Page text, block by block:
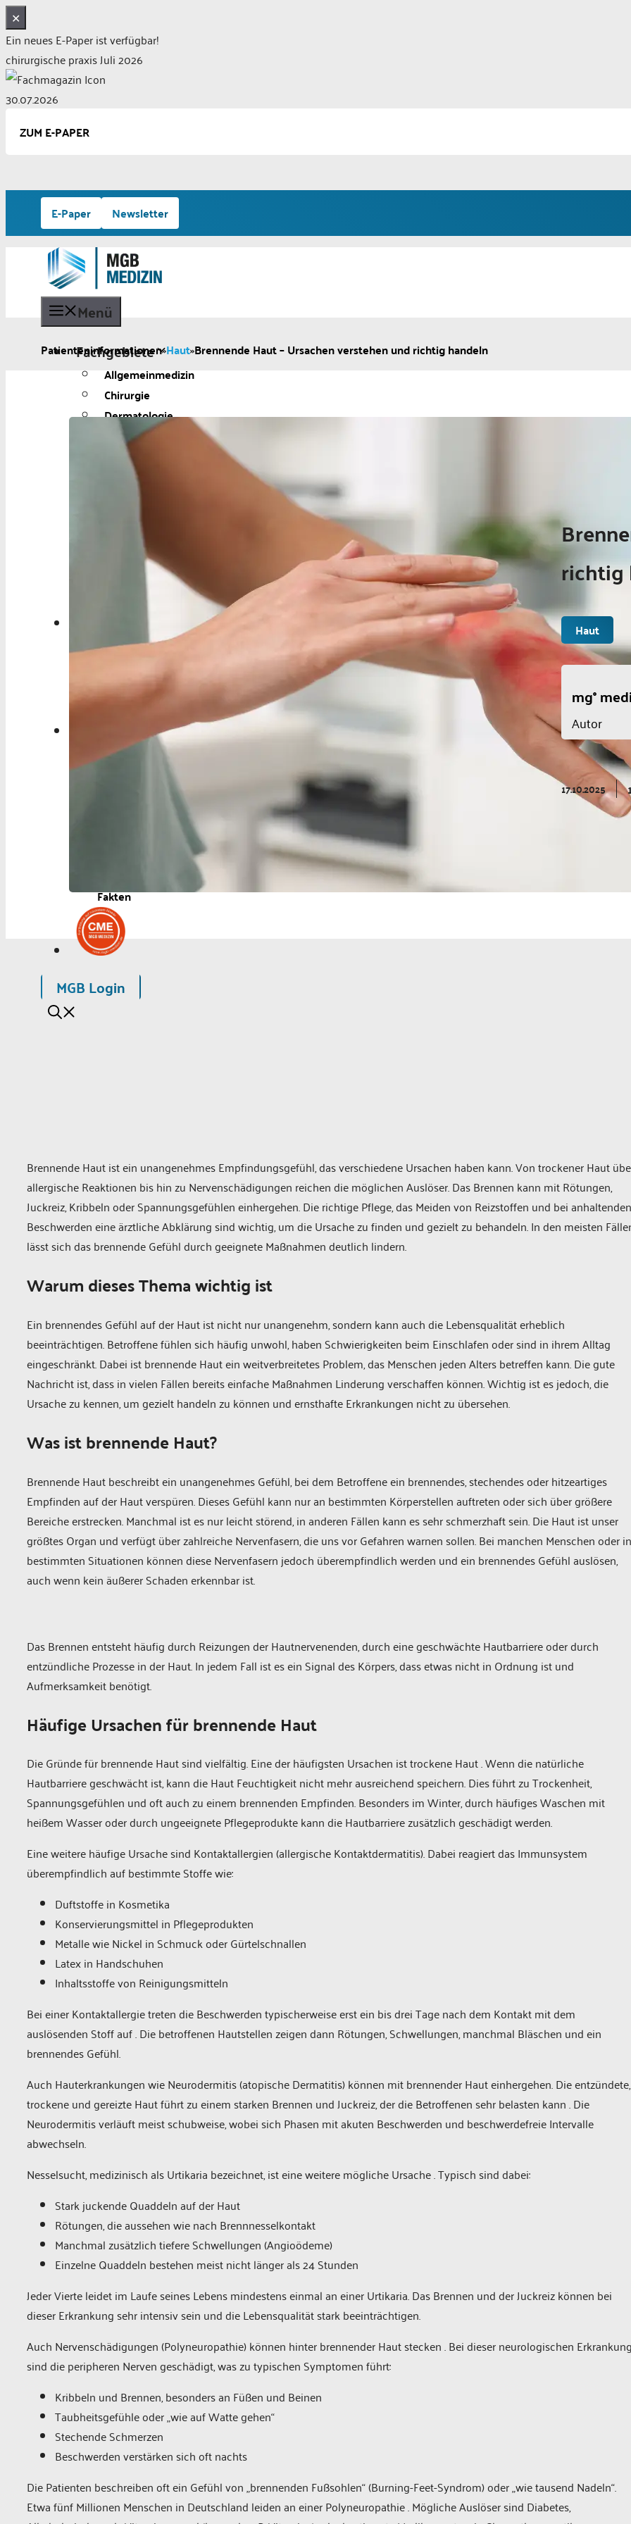
✕
Ein neues E-Paper ist verfügbar!
chirurgische praxis Juli 2026
30.07.2026
ZUM E-PAPER
springen
E-Paper Newsletter
Menü
Fachgebiete
Allgemeinmedizin
Chirurgie
Dermatologie
Diabetologie
Gynäkologie
Kardiologie
Onkologie
Ophthalmologie
Pädiatrie
Aktuelles
Personalia
Kongress
Aus der Industrie
Fakten
MGB Login
Patienteninformationen»Haut»Brennende Haut – Ursachen verstehen und richtig handeln
Haut
mg°
Autor
17.10.2025
Brennende Haut ist ein unangenehmes Empfindungsgefühl, das verschiedene Ursachen haben kann. Von trockener Haut
allergische Reaktionen bis hin zu Nervenschädigungen reichen die möglichen Auslöser. Das Brennen kann mit Rötungen,
Juckreiz, Kribbeln oder Spannungsgefühlen einhergehen. Die richtige Pflege, das Meiden von Reizstoffen und bei anhaltenden
Beschwerden eine ärztliche Abklärung sind wichtig, um die Ursache zu finden und gezielt zu behandeln. In den meisten
lässt sich das brennende Gefühl durch geeignete Maßnahmen deutlich lindern.
Warum dieses Thema wichtig ist
Ein brennendes Gefühl auf der Haut ist nicht nur unangenehm, sondern kann auch die Lebensqualität erheblich
beeinträchtigen. Betroffene fühlen sich häufig unwohl, haben Schwierigkeiten beim Einschlafen oder sind in ihrem Alltag
eingeschränkt. Dabei ist brennende Haut ein weitverbreitetes Problem, das Menschen jeden Alters betreffen kann. Die gute
Nachricht ist, dass in vielen Fällen bereits einfache Maßnahmen Linderung verschaffen können. Wichtig ist es jedoch, die
Ursache zu kennen, um gezielt handeln zu können und ernsthafte Erkrankungen nicht zu übersehen.
Was ist brennende Haut?
Brennende Haut beschreibt ein unangenehmes Gefühl, bei dem Betroffene ein brennendes, stechendes oder hitzeartiges
Empfinden auf der Haut verspüren. Dieses Gefühl kann nur an bestimmten Körperstellen auftreten oder sich über größere
Bereiche erstrecken. Manchmal ist es nur leicht störend, in anderen Fällen kann es sehr schmerzhaft sein. Die Haut ist unser
größtes Organ und verfügt über zahlreiche Nervenfasern, die uns vor Gefahren warnen sollen. Bei manchen Menschen oder in
bestimmten Situationen können diese Nervenfasern jedoch überempfindlich werden und ein brennendes Gefühl auslösen,
auch wenn kein äußerer Schaden erkennbar ist.
Das Brennen entsteht häufig durch Reizungen der Hautnervenenden, durch eine geschwächte Hautbarriere oder durch
entzündliche Prozesse in der Haut. In jedem Fall ist es ein Signal des Körpers, dass etwas nicht in Ordnung ist und
Aufmerksamkeit benötigt.
Häufige Ursachen für brennende Haut
Die Gründe für brennende Haut sind vielfältig. Eine der häufigsten Ursachen ist trockene Haut . Wenn die natürliche
Hautbarriere geschwächt ist, kann die Haut Feuchtigkeit nicht mehr ausreichend speichern. Dies führt zu Trockenheit,
Spannungsgefühlen und oft auch zu einem brennenden Empfinden. Besonders im Winter, durch häufiges Waschen mit
heißem Wasser oder durch ungeeignete Pflegeprodukte kann die Hautbarriere zusätzlich geschädigt werden.
Eine weitere häufige Ursache sind Kontaktallergien (allergische Kontaktdermatitis). Dabei reagiert das Immunsystem
überempfindlich auf bestimmte Stoffe wie:
Duftstoffe in Kosmetika
Konservierungsmittel in Pflegeprodukten
Metalle wie Nickel in Schmuck oder Gürtelschnallen
Latex in Handschuhen
Inhaltsstoffe von Reinigungsmitteln
Bei einer Kontaktallergie treten die Beschwerden typischerweise erst ein bis drei Tage nach dem Kontakt mit dem
auslösenden Stoff auf . Die betroffenen Hautstellen zeigen dann Rötungen, Schwellungen, manchmal Bläschen und ein
brennendes Gefühl.
Auch Hauterkrankungen wie Neurodermitis (atopische Dermatitis) können mit brennender Haut einhergehen. Die entzündete,
trockene und gereizte Haut führt zu einem starken Brennen und Juckreiz, der die Betroffenen sehr belasten kann . Die
Neurodermitis verläuft meist schubweise, wobei sich Phasen mit akuten Beschwerden und beschwerdefreie Intervalle
abwechseln.
Nesselsucht, medizinisch als Urtikaria bezeichnet, ist eine weitere mögliche Ursache . Typisch sind dabei:
Stark juckende Quaddeln auf der Haut
Rötungen, die aussehen wie nach Brennnesselkontakt
Manchmal zusätzlich tiefere Schwellungen (Angioödeme)
Einzelne Quaddeln bestehen meist nicht länger als 24 Stunden
Jeder Vierte leidet im Laufe seines Lebens mindestens einmal an einer Urtikaria. Das Brennen und der Juckreiz können bei
dieser Erkrankung sehr intensiv sein und die Lebensqualität stark beeinträchtigen.
Auch Nervenschädigungen (Polyneuropathie) können hinter brennender Haut stecken . Bei dieser neurologischen Erkrankung
sind die peripheren Nerven geschädigt, was zu typischen Symptomen führt:
Kribbeln und Brennen, besonders an Füßen und Beinen
Taubheitsgefühle oder „wie auf Watte gehen“
Stechende Schmerzen
Beschwerden verstärken sich oft nachts
Die Patienten beschreiben oft ein Gefühl von „brennenden Fußsohlen“ (Burning-Feet-Syndrom) oder „wie tausend Nadeln“.
Etwa fünf Millionen Menschen in Deutschland leiden an einer Polyneuropathie . Mögliche Auslöser sind Diabetes,